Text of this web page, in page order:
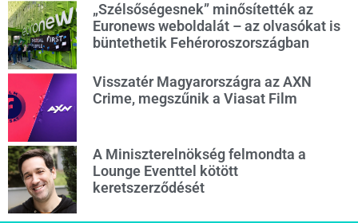
„Szélsőségesnek” minősítették az
Euronews weboldalát – az olvasókat is
büntethetik Fehéroroszországban
Visszatér Magyarországra az AXN
Crime, megszűnik a Viasat Film
A Miniszterelnökség felmondta a
Lounge Eventtel kötött
keretszerződését